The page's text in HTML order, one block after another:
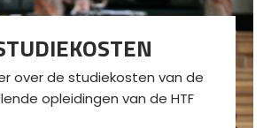
over de studiekosten van de
opleidingen van de HTF